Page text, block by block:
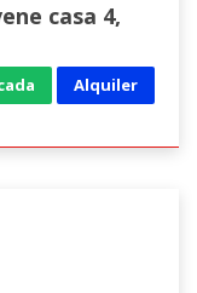
casa 4,
Alquiler